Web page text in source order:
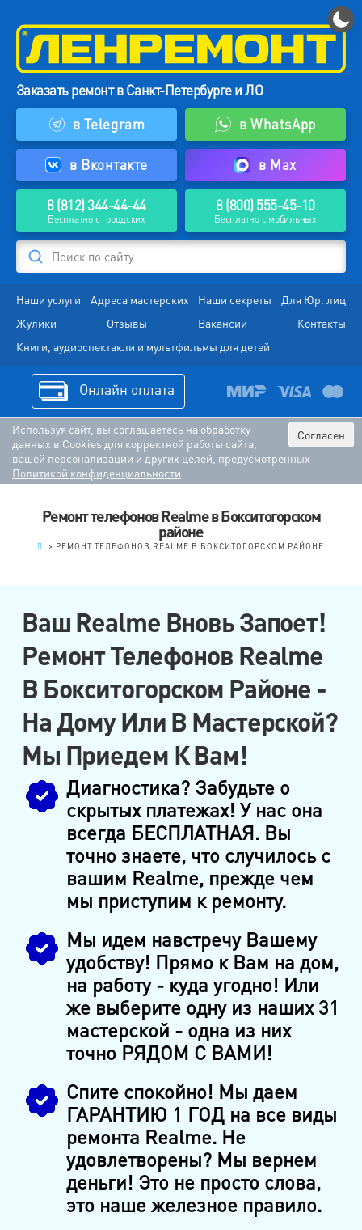
Заказать ремонт вСанкт-Петербурге и ЛО
в Telegram
в WhatsApp
в Вконтакте в Max
8 (812) 344-44-44
Бесплатно с городских
8 (800) 555-45-10
Бесплатно с мобильных
Поиск по сайту
Наши услуги Адреса мастерских Наши секреты
Для Юр. лиц
Жулики
Отзывы Вакансии
Контакты
Книги, аудиоспектакли и мультфильмы для детей
Онлайн оплата
Согласен
Используя сайт, вы соглашаетесь на обработку
данных в Cookies для корректной работы сайта,
вашей персонализации и других целей, предусмотренных
Политикой конфиденциальности
Ремонт телефонов Realme в Бокситогорском
районе
> РЕМОНТ ТЕЛЕФОНОВ REALME В БОКСИТОГОРСКОМ РАЙОНЕ
Ваш Realme Вновь Запоет!
Ремонт Телефонов Realme
В Бокситогорском Районе -
На Дому Или В Мастерской?
Мы Приедем К Вам!
Диагностика? Забудьте о
скрытых платежах! У нас она
всегда БЕСПЛАТНАЯ. Вы
точно знаете, что случилось с
вашим Realme, прежде чем
мы приступим к ремонту.
Мы идем навстречу Вашему
удобству! Прямо к Вам на дом,
на работу - куда угодно! Или
же выберите одну из наших 31
мастерской - одна из них
точно РЯДОМ С ВАМИ!
Спите спокойно! Мы даем
ГАРАНТИЮ 1 ГОД на все виды
ремонта Realme. Не
удовлетворены? Мы вернем
деньги! Это не просто слова,
это наше железное правило.